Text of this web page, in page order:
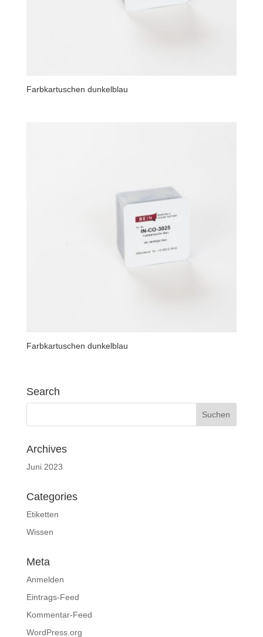
Farbkartuschen dunkelblau
Farbkartuschen dunkelblau
Search
Archives
Juni 2023
Categories
Etiketten
Wissen
Meta
Anmelden
Eintrags-Feed
Kommentar-Feed
WordPress.org